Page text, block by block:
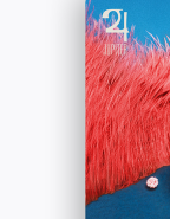
解
-
Apple
Music
中
打
开)